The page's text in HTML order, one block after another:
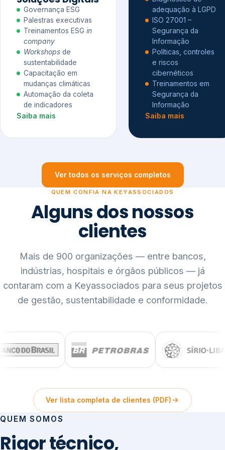
Governança ESG
Palestras executivas
Treinamentos ESG in
company
Workshops de
sustentabilidade
Capacitação em
mudanças climáticas
Automação da coleta
de indicadores
Saiba mais
adequação à LGPD
ISO 27001 –
Segurança da
Informação
Políticas, controles
e riscos
cibernéticos
Treinamentos em
Segurança da
Informação
Saiba mais
Ver todos os serviços completos
QUEM CONFIA NA KEYASSOCIADOS
Alguns dos nossos
clientes
Mais de 900 organizações — entre bancos,
indústrias, hospitais e órgãos públicos — já
contaram com a Keyassociados para seus projetos
de gestão, sustentabilidade e conformidade.
Ver lista completa de clientes (PDF)
QUEM SOMOS
Rigor técnico,